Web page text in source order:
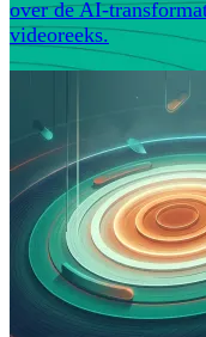
over de AI-
videoreeks.